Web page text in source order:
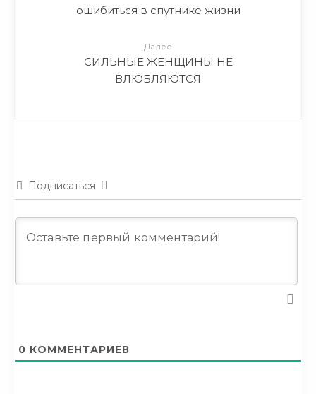
ошибиться в спутнике жизни
Далее
СИЛЬНЫЕ ЖЕНЩИНЫ НЕ
ВЛЮБЛЯЮТСЯ
Подписаться
0 КОММЕНТАРИЕВ